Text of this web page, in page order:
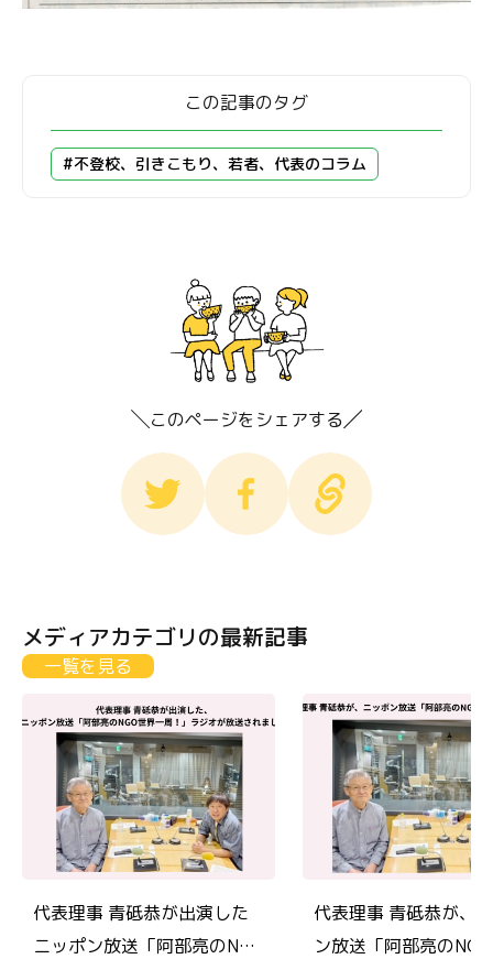
この記事のタグ
#不登校、引きこもり、若者、代表のコラム
このページをシェアする
メディアカテゴリの最新記事
一覧を見る
代表理事 青砥恭が出演した
ニッポン放送「阿部亮のNGO
代表理事 青砥恭が、
ン放送「阿部亮の